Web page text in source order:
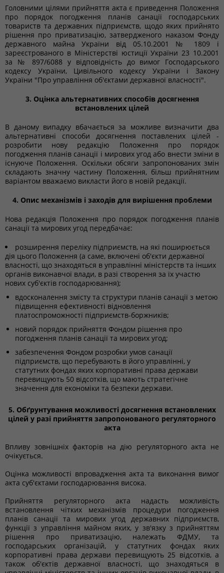
Головними цілями прийняття акта є приведення Положення
про порядок погодження планів санації господарських
товариств та державних підприємств, щодо яких прийнято
рішення про приватизацію, затвердженого наказом Фонду
державного майна України від 05.10.2001 № 1809 і
зареєстрованого в Міністерстві юстиції України 23 10.2001
за № 897/6088 у відповідність до вимог Господарського
кодексу України, Цивільного кодексу України і Закону
України "Про управління об'єктами державної власності".
3. Оцінка альтернативних способів досягнення
встановлених цілей
В даному випадку вбачається за можливе визначити два
альтернативні способи досягнення поставлених цілей -
розробити нову редакцію Положення про порядок
погодження планів санації і мирових угод або внести зміни в
існуюче Положення. Оскільки обсяги запропонованих змін
складають значну частину Положення, більш прийнятним
варіантом вважаємо викласти його в новій редакції.
4. Опис механізмів і заходів для вирішення проблеми
Нова редакція Положення про порядок погодження планів
санації та мирових угод передбачає:
розширення переліку підприємств, на які поширюється
дія цього Положення (а саме, включені об'єкти державної
власності, що знаходяться в управлінні міністерств та інших
органів виконавчої влади, в разі створення за їх участю
нових суб'єктів господарювання);
вдосконалення змісту та структури планів санації з метою
підвищення ефективності відновлення
платоспроможності підприємств-боржників;
новий порядок прийняття Фондом рішення про
погодження планів санації та мирових угод;
забезпечення Фондом розробки умов санації
підприємств, що перебувають в його управлінні, у
статутних фондах яких корпоративні права держави
перевищують 50 відсотків, що мають стратегічне
значення для економіки та безпеки держави.
5. Обґрунтування можливості досягнення встановлених
цілей у разі прийняття запропонованого регуляторного
акта
Впливу зовнішніх факторів на дію регуляторного акта не
очікується.
Оцінка можливості впровадження акта та виконання вимог
акта суб'єктами господарювання висока.
Прийняття регуляторного акта надасть можливість
встановлення чітких механізмів процедури погодження
планів санації та мирових угод державних підприємств,
функції з управління майном яких, у зв'язку з прийняттям
рішення про приватизацію, належать ФДМУ, та
господарських організацій, у статутних фондах яких
корпоративні права держави перевищують 25 відсотків, а
також об'єктів державної власності, що знаходяться в